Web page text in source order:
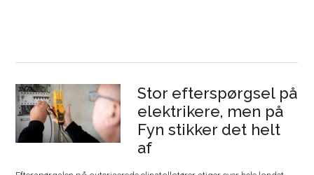
Stor efterspørgsel på
elektrikere, men på
Fyn stikker det helt
af